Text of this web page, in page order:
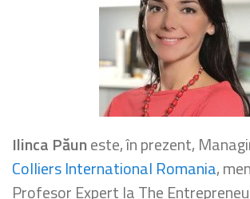
Ilinca Păuneste, în prezent,
Colliers International Romania,
Profesor Expert la The